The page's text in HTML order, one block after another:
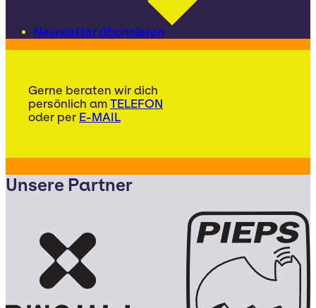
Newsletter abonnieren
Gerne beraten wir dich
persönlich am TELEFON
oder per E-MAIL
Unsere Partner